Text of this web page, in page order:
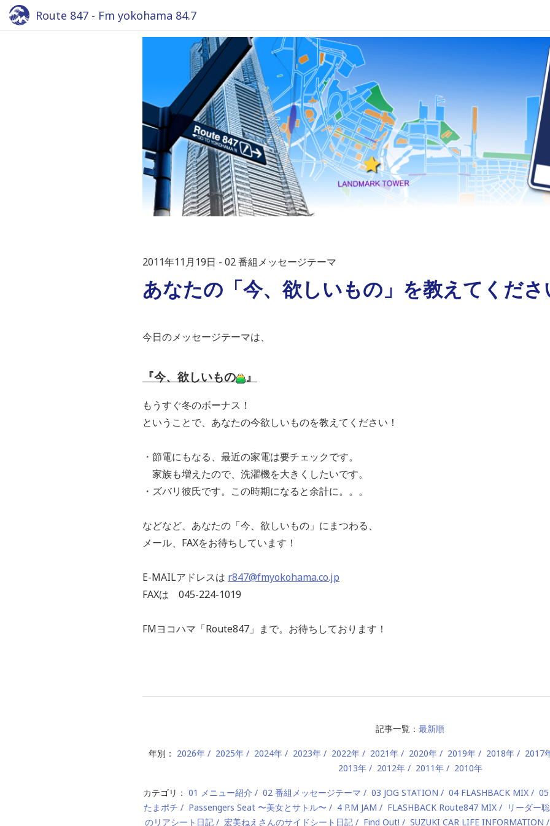
Route 847 - Fm yokohama 84.7
2011年11月19日 02 番組メッセージテーマ
あなたの「今、欲しいもの」を教えてくださ
今日のメッセージテーマは、
『今、欲しいもの 』
もうすぐ冬のボーナス！
ということで、あなたの今欲しいものを教えてください！
・節電にもなる、最近の家電は要チェックです。
家族も増えたので、洗濯機を大きくしたいです。
・ズバリ彼氏です。この時期になると余計に。。。
などなど、あなたの「今、欲しいもの」にまつわる、
メール、FAXをお待ちしています！
E-MAILアドレスは r847@fmyokohama.co.jp
FAXは 045-224-1019
FMヨコハマ「Route847」まで。お待ちしております！
記事一覧： 最新順
年別： 2026年 2025年 2024年 2023年 2022年 2021年 2020年 2019年 2018年
2017
2013年
2012年 2011年 2010年
カテゴリ： 01 メニュー紹介 02 番組メッセージテーマ 03 JOG STATION 04 FLASHBACK MIX
たまポチ
Passengers Seat 〜美女とサトル〜 4 P.M JAM FLASHBACK Route847 MIX
リーダー
のリアシート日記
宏美ねえさんのサイドシート日記 Find Out! SUZUKI CAR LIFE INFORMATION